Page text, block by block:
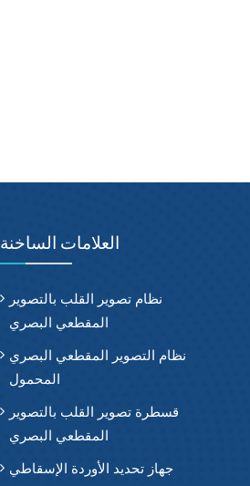
العلامات الساخنة
نظام تصوير القلب بالتصوير
المقطعي البصري
نظام التصوير المقطعي البصري
المحمول
قسطرة تصوير القلب بالتصوير
المقطعي البصري
جهاز تحديد الأوردة الإسقاطي